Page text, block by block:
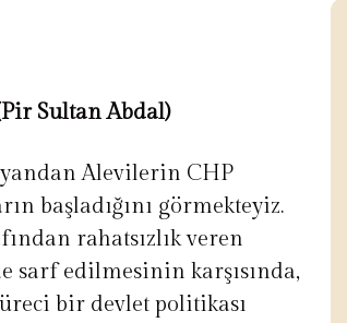
Sultan Abdal)
Alevilerin CHP
başladığını görmekteyiz.
rahatsızlık veren
sarf edilmesinin karşısında,
bir devlet politikası